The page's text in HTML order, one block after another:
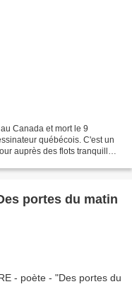
Canada et mort le 9
québécois. C'est un
auprès des flots tranquilles,
portes du matin